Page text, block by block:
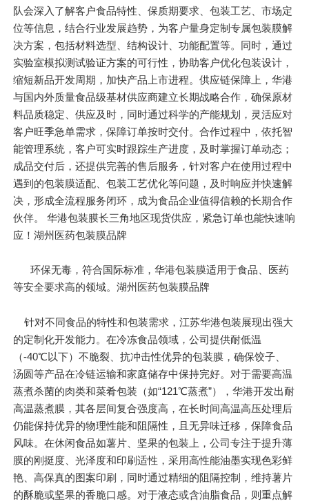
队会深入了解客户食品特性、保质期要求、包装工艺、市场定
位等信息，结合行业发展趋势，为客户量身定制专属包装膜解
决方案，包括材料选型、结构设计、功能配置等。同时，通过
实验室模拟测试验证方案的可行性，协助客户优化包装设计，
缩短新品开发周期，加快产品上市进程。供应链保障上，华港
与国内外质量食品级基材供应商建立长期战略合作，确保原材
料品质稳定、供应及时，同时通过科学的产能规划，灵活应对
客户旺季急单需求，保障订单按时交付。合作过程中，依托智
能管理系统，客户可实时跟踪生产进度，及时掌握订单动态；
成品交付后，还提供完善的售后服务，针对客户在使用过程中
遇到的包装膜适配、包装工艺优化等问题，及时响应并快速解
决，形成全流程服务闭环，成为食品企业值得信赖的长期合作
伙伴。 华港包装膜长三角地区现货供应，紧急订单也能快速响
应！湖州医药包装膜品牌
环保无毒，符合国际标准，华港包装膜适用于食品、医药
等安全要求高的领域。湖州医药包装膜品牌
针对不同食品的特性和包装需求，江苏华港包装展现出强大
的定制化开发能力。在冷冻食品领域，公司提供耐低温
（-40℃以下）不脆裂、抗冲击性优异的包装膜，确保饺子、
汤圆等产品在冷链运输和家庭储存中保持完好。对于需要高温
蒸煮杀菌的肉类和菜肴包装（如“121℃蒸煮”），华港开发出耐
高温蒸煮膜，其各层间复合强度高，在长时间高温高压处理后
仍能保持优异的物理性能和阻隔性，且无异味迁移，保障食品
风味。在休闲食品如薯片、坚果的包装上，公司专注于提升薄
膜的刚挺度、光泽度和印刷适性，采用高性能油墨实现色彩鲜
艳、高保真的图案印刷，同时通过精细的阻隔控制，维持薯片
的酥脆或坚果的香脆口感。对于液态或含油脂食品，则重点解